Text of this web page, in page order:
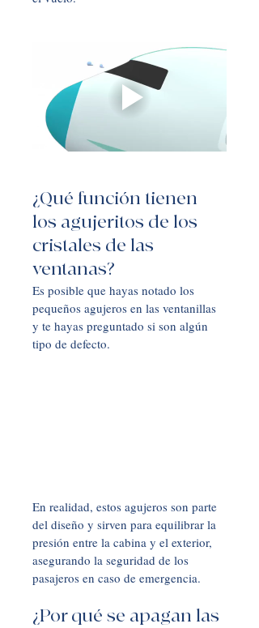
¿Qué función tienen
los agujeritos de los
cristales de las
ventanas?
Es posible que hayas notado los
pequeños agujeros en las ventanillas
y te hayas preguntado si son algún
tipo de defecto.
En realidad, estos agujeros son parte
del diseño y sirven para equilibrar la
presión entre la cabina y el exterior,
asegurando la seguridad de los
pasajeros en caso de emergencia.
¿Por qué se apagan las